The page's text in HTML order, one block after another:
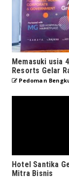
Memasuki usia
Resorts Gelar
Pedoman
Hotel Santika
Mitra Bisnis